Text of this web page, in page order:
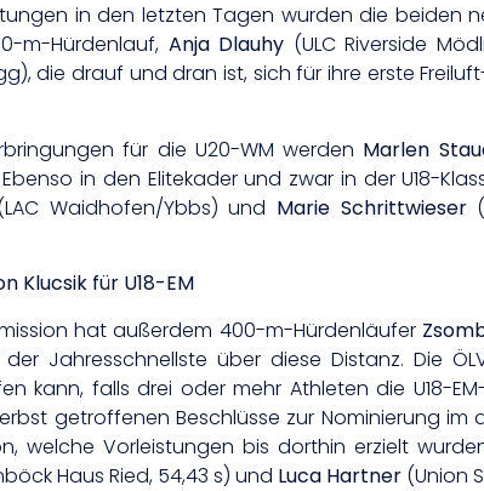
in den letzten Tagen wurden die beiden
m-Hürdenlauf, Anja Dlauhy (ULC Riverside
die drauf und dran ist, sich für ihre erste
für die U20-WM werden Marlen
in den Elitekader und zwar in der U18-
Waidhofen/Ybbs) und Marie Schrittwieser
Klucsik für U18-EM
hat außerdem 400-m-Hürdenläufer
Jahresschnellste über diese Distanz. Die
kann, falls drei oder mehr Athleten die U18-
getroffenen Beschlüsse zur Nominierung
welche Vorleistungen bis dorthin erzielt
Haus Ried, 54,43 s) und Luca Hartner(Union